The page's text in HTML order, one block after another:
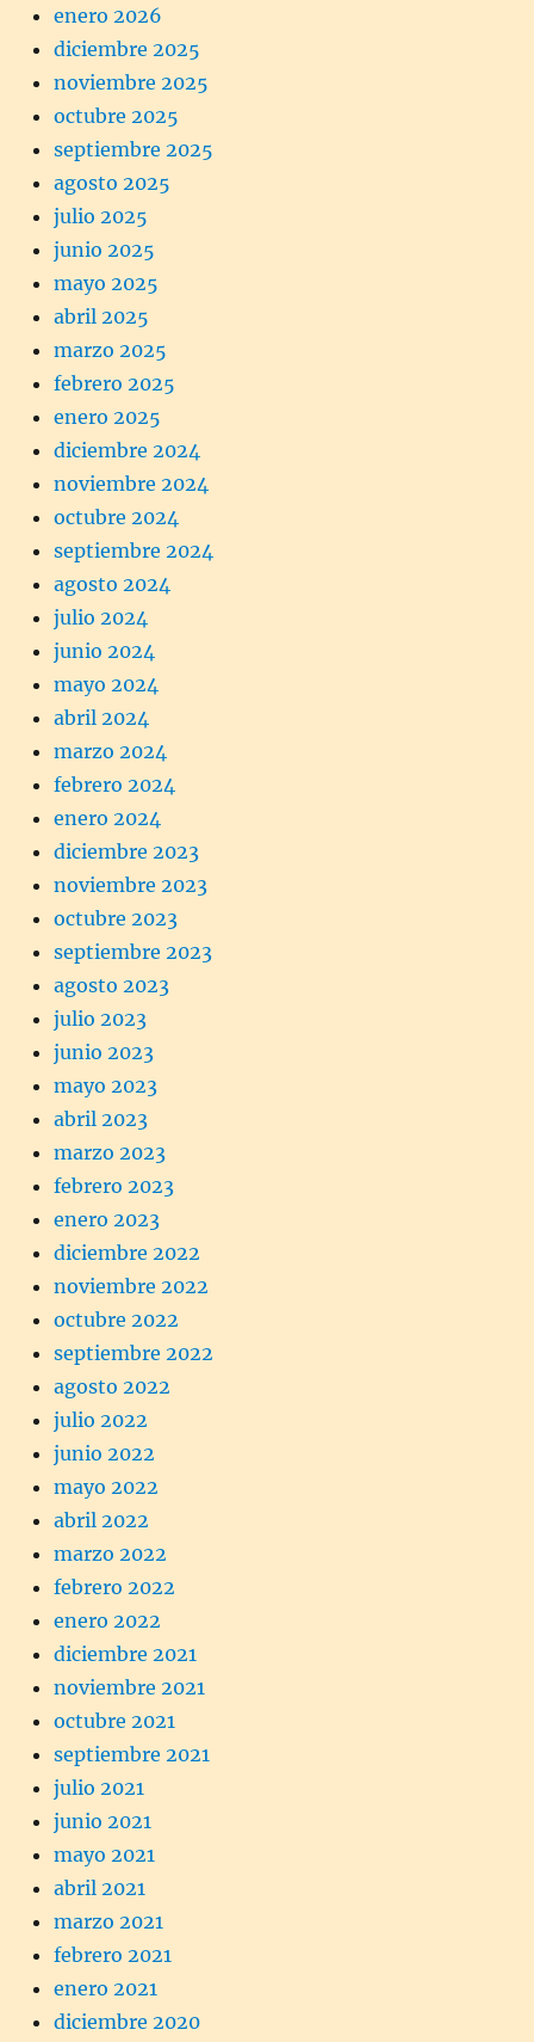
enero 2026
diciembre 2025
noviembre 2025
octubre 2025
septiembre 2025
agosto 2025
julio 2025
junio 2025
mayo 2025
abril 2025
marzo 2025
febrero 2025
enero 2025
diciembre 2024
noviembre 2024
octubre 2024
septiembre 2024
agosto 2024
julio 2024
junio 2024
mayo 2024
abril 2024
marzo 2024
febrero 2024
enero 2024
diciembre 2023
noviembre 2023
octubre 2023
septiembre 2023
agosto 2023
julio 2023
junio 2023
mayo 2023
abril 2023
marzo 2023
febrero 2023
enero 2023
diciembre 2022
noviembre 2022
octubre 2022
septiembre 2022
agosto 2022
julio 2022
junio 2022
mayo 2022
abril 2022
marzo 2022
febrero 2022
enero 2022
diciembre 2021
noviembre 2021
octubre 2021
septiembre 2021
julio 2021
junio 2021
mayo 2021
abril 2021
marzo 2021
febrero 2021
enero 2021
diciembre 2020